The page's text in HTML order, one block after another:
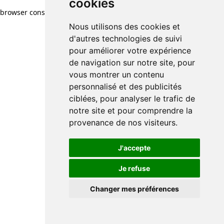
cookies
Nous utilisons des cookies et
d'autres technologies de suivi
pour améliorer votre expérience
de navigation sur notre site, pour
vous montrer un contenu
personnalisé et des publicités
ciblées, pour analyser le trafic de
notre site et pour comprendre la
provenance de nos visiteurs.
J'accepte
Je refuse
Changer mes préférences
browser console for more information)